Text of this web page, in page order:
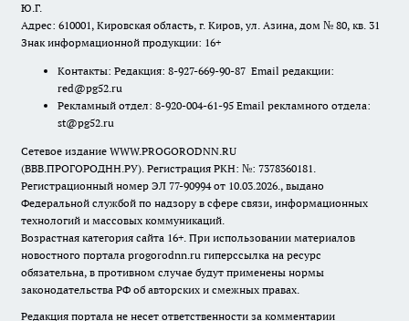
Ю.Г.
Адрес: 610001, Кировская область, г. Киров, ул. Азина, дом № 80, кв. 31
Знак информационной продукции: 16+
Контакты: Редакция: 8-927-669-90-87 Email редакции:
red@pg52.ru
Рекламный отдел: 8-920-004-61-95 Email рекламного отдела:
st@pg52.ru
Сетевое издание WWW.PROGORODNN.RU
(ВВВ.ПРОГОРОДНН.РУ). Регистрация РКН: №: 7378360181.
Регистрационный номер ЭЛ 77-90994 от 10.03.2026., выдано
Федеральной службой по надзору в сфере связи, информационных
технологий и массовых коммуникаций.
Возрастная категория сайта 16+. При использовании материалов
новостного портала progorodnn.ru гиперссылка на ресурс
обязательна, в противном случае будут применены нормы
законодательства РФ об авторских и смежных правах.
Редакция портала не несет ответственности за комментарии